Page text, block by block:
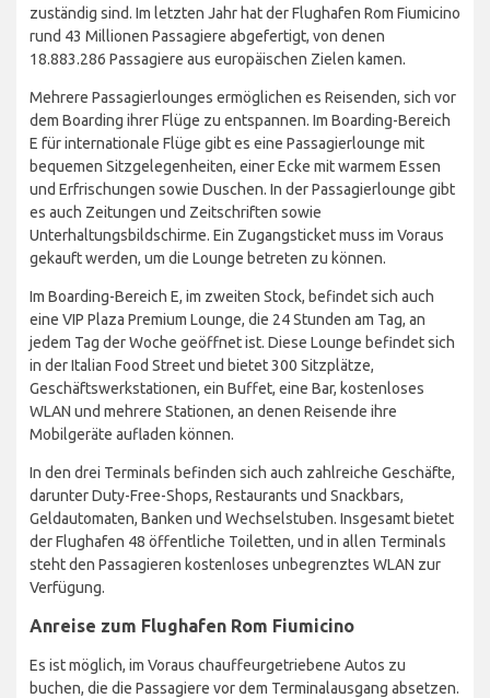
zuständig sind. Im letzten Jahr hat der Flughafen Rom Fiumicino
rund 43 Millionen Passagiere abgefertigt, von denen
18.883.286 Passagiere aus europäischen Zielen kamen.
Mehrere Passagierlounges ermöglichen es Reisenden, sich vor
dem Boarding ihrer Flüge zu entspannen. Im Boarding-Bereich
E für internationale Flüge gibt es eine Passagierlounge mit
bequemen Sitzgelegenheiten, einer Ecke mit warmem Essen
und Erfrischungen sowie Duschen. In der Passagierlounge gibt
es auch Zeitungen und Zeitschriften sowie
Unterhaltungsbildschirme. Ein Zugangsticket muss im Voraus
gekauft werden, um die Lounge betreten zu können.
Im Boarding-Bereich E, im zweiten Stock, befindet sich auch
eine VIP Plaza Premium Lounge, die 24 Stunden am Tag, an
jedem Tag der Woche geöffnet ist. Diese Lounge befindet sich
in der Italian Food Street und bietet 300 Sitzplätze,
Geschäftswerkstationen, ein Buffet, eine Bar, kostenloses
WLAN und mehrere Stationen, an denen Reisende ihre
Mobilgeräte aufladen können.
In den drei Terminals befinden sich auch zahlreiche Geschäfte,
darunter Duty-Free-Shops, Restaurants und Snackbars,
Geldautomaten, Banken und Wechselstuben. Insgesamt bietet
der Flughafen 48 öffentliche Toiletten, und in allen Terminals
steht den Passagieren kostenloses unbegrenztes WLAN zur
Verfügung.
Anreise zum Flughafen Rom Fiumicino
Es ist möglich, im Voraus chauffeurgetriebene Autos zu
buchen, die die Passagiere vor dem Terminalausgang absetzen.